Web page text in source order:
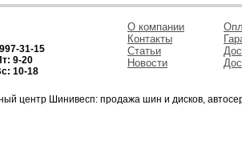
31-15
9-20
18
О компании
Контакты
Статьи
Новости
центр Шинивесп: продажа шин и дисков,